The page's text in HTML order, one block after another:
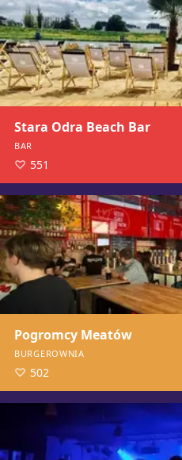
Stara Odra Beach Bar
BAR
551
Pogromcy Meatów
BURGEROWNIA
502